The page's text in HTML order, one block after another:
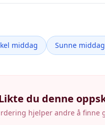
middag Sunne
du denne
hjelper andre å finne